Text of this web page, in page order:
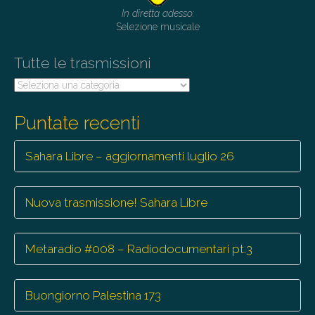
n
In diretta adesso:
Selezione musicale
Tutte le trasmissioni
Tutte
Puntate recenti
Sahara Libre – aggiornamenti luglio 26
Nuova trasmissione! Sahara Libre
Metaradio #008 – Radiodocumentari pt.3
Buongiorno Palestina 173